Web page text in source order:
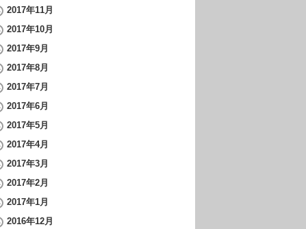
2017年11月
2017年10月
2017年9月
2017年8月
2017年7月
2017年6月
2017年5月
2017年4月
2017年3月
2017年2月
2017年1月
2016年12月